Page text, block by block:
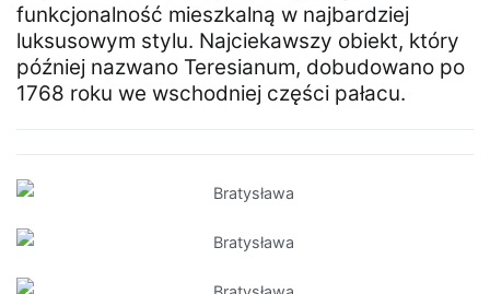
funkcjonalność mieszkalną w najbardziej
luksusowym stylu. Najciekawszy obiekt, który
później nazwano Teresianum, dobudowano po
1768 roku we wschodniej części pałacu.